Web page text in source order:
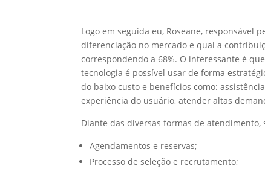
Logo em seguida eu, Roseane,
diferenciação no mercado e qual a
correspondendo a 68%. O interessante é
tecnologia é possível usar de forma
do baixo custo e benefícios como:
experiência do usuário, atender altas
Diante das diversas formas de
Agendamentos e reservas;
Processo de seleção e recrutamento;